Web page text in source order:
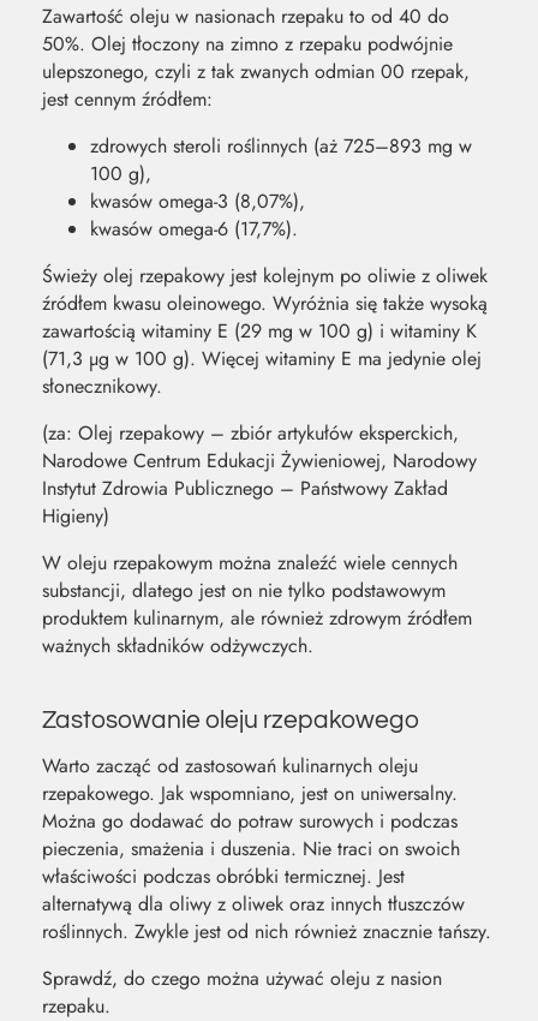
Zawartość oleju w nasionach rzepaku to od 40 do
50%. Olej tłoczony na zimno z rzepaku podwójnie
ulepszonego, czyli z tak zwanych odmian 00 rzepak,
jest cennym źródłem:
zdrowych steroli roślinnych (aż 725–893 mg w
100 g),
kwasów omega-3 (8,07%),
kwasów omega-6 (17,7%).
Świeży olej rzepakowy jest kolejnym po oliwie z oliwek
źródłem kwasu oleinowego. Wyróżnia się także wysoką
zawartością witaminy E (29 mg w 100 g) i witaminy K
(71,3 μg w 100 g). Więcej witaminy E ma jedynie olej
słonecznikowy.
(za: Olej rzepakowy – zbiór artykułów eksperckich,
Narodowe Centrum Edukacji Żywieniowej, Narodowy
Instytut Zdrowia Publicznego – Państwowy Zakład
Higieny)
W oleju rzepakowym można znaleźć wiele cennych
substancji, dlatego jest on nie tylko podstawowym
produktem kulinarnym, ale również zdrowym źródłem
ważnych składników odżywczych.
Zastosowanie oleju rzepakowego
Warto zacząć od zastosowań kulinarnych oleju
rzepakowego. Jak wspomniano, jest on uniwersalny.
Można go dodawać do potraw surowych i podczas
pieczenia, smażenia i duszenia. Nie traci on swoich
właściwości podczas obróbki termicznej. Jest
alternatywą dla oliwy z oliwek oraz innych tłuszczów
roślinnych. Zwykle jest od nich również znacznie tańszy.
Sprawdź, do czego można używać oleju z nasion
rzepaku.